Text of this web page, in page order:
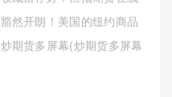
喊单(为投资者提供恒生指数
期货市场的分析)
豁然开朗！美国的纽约商品
交易(美国的纽约商品交易所
有哪些)
炒期货多屏幕(炒期货多屏幕